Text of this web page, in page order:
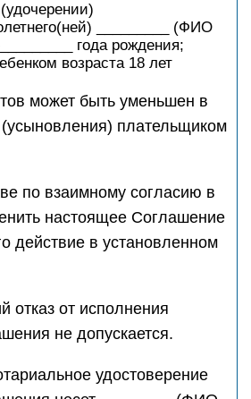
_________ (ФИО
года рождения;
возраста 18 лет
может быть уменьшен в
плательщиком
по взаимному согласию в
настоящее Соглашение
действие в установленном
отказ от исполнения
не допускается.
удостоверение